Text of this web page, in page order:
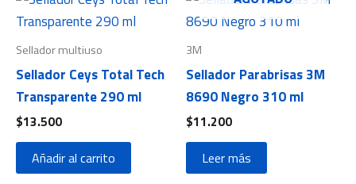
Sellador multiuso
Sellador Ceys Total Tech
Transparente 290 ml
$13.500
Añadir al carrito
3M
Sellador Parabrisas 3M
8690 Negro 310 ml
$11.200
Leer más